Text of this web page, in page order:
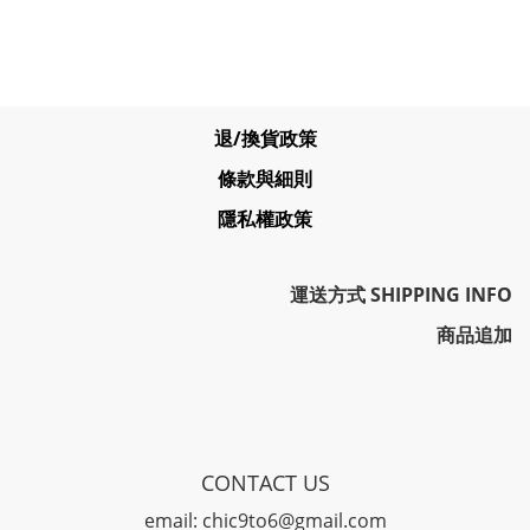
退/換貨政策
條款與細則
隱私權政策
運送方式 SHIPPING INFO
商品追加
CONTACT US
email: chic9to6@gmail.com